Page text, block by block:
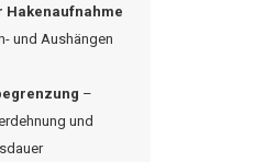
Hakenaufnahme
und Aushängen
–
und